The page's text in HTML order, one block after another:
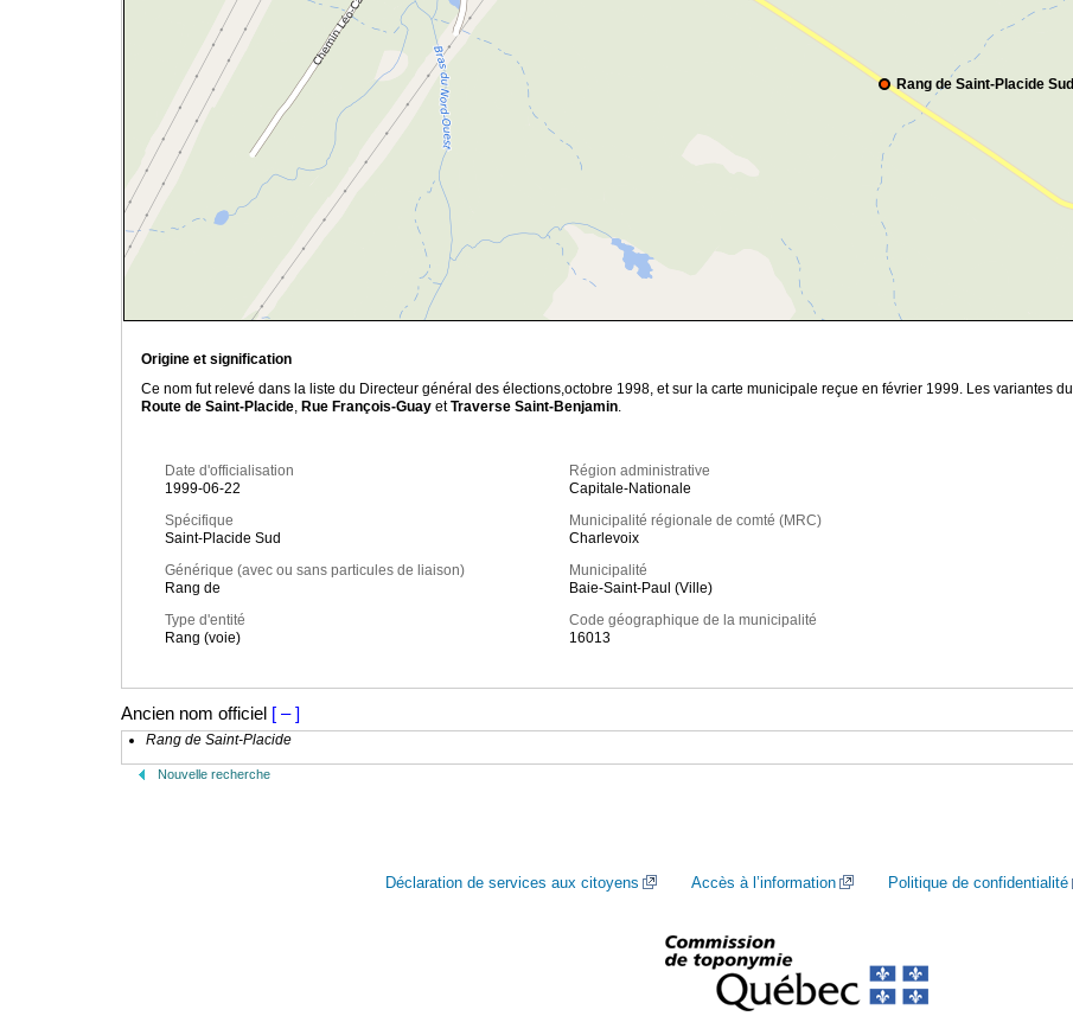
Rang de Saint-Placide Sud
Origine et signification
Ce nom fut relevé dans la liste du Directeur général des élections,octobre 1998, et sur la carte municipale reçue en février 1999. Les variantes
Route de Saint-Placide, Rue François-Guay etTraverse Saint-Benjamin.
Date d'officialisation
1999-06-22
Spécifique
Saint-Placide Sud
Générique (avec ou sans particules de liaison)
Rang de
Type d'entité
Rang (voie)
Région administrative
Capitale-Nationale
Municipalité régionale de comté (MRC)
Charlevoix
Municipalité
Baie-Saint-Paul (Ville)
Code géographique de la municipalité
16013
Ancien nom officiel [ – ]
Rang de Saint-Placide
Nouvelle recherche
Déclaration de services aux citoyens Accès à l’information Politique de confidentialité